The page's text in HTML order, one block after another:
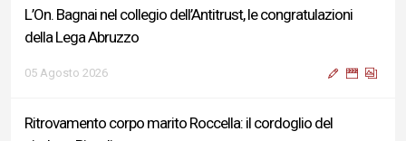
L’On. Bagnai nel collegio dell’Antitrust, le congratulazioni
della Lega Abruzzo
05 Agosto 2026
Ritrovamento corpo marito Roccella: il cordoglio del